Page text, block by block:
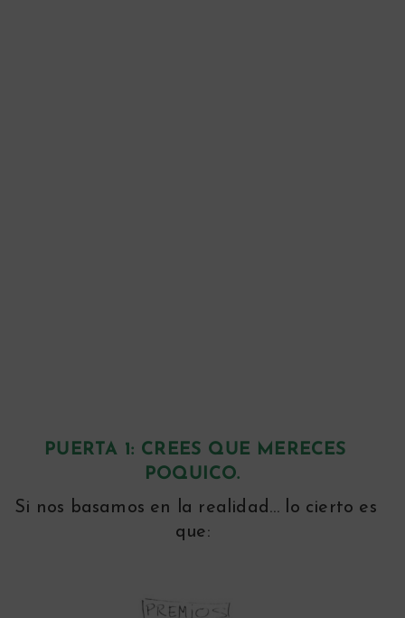
PUERTA 1: CREES QUE MERECES
POQUICO.
Si nos basamos en la realidad… lo cierto es
que: